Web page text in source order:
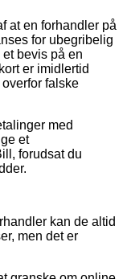
at en forhandler på
for ubegribelig
bevis på en
er imidlertid
falske
med
et
forudsat du
kan de altid
men det er